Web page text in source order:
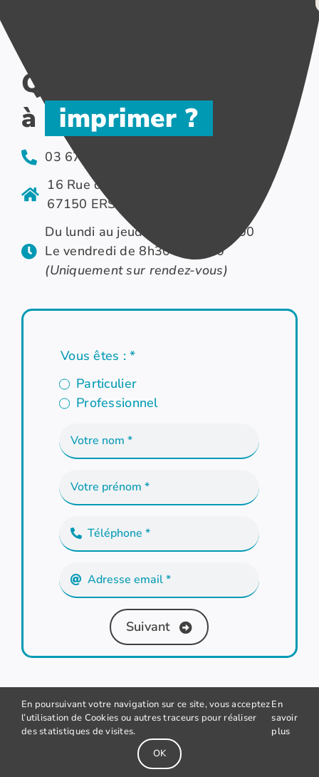
Quelque chose
à
imprimer ?
03 67 106 107
16 Rue de Nairobi,
67150 ERSTEIN
Du lundi au jeudi de 8h30 à 17h00
Le vendredi de 8h30 à 12h30
(Uniquement sur rendez-vous)
Vous êtes :*
Particulier
Professionnel
Suivant
Réalisations
En poursuivant votre navigation sur ce site, vous acceptez
l’utilisation de Cookies ou autres traceurs pour réaliser
des statistiques de visites.
En
savoir
plus
OK